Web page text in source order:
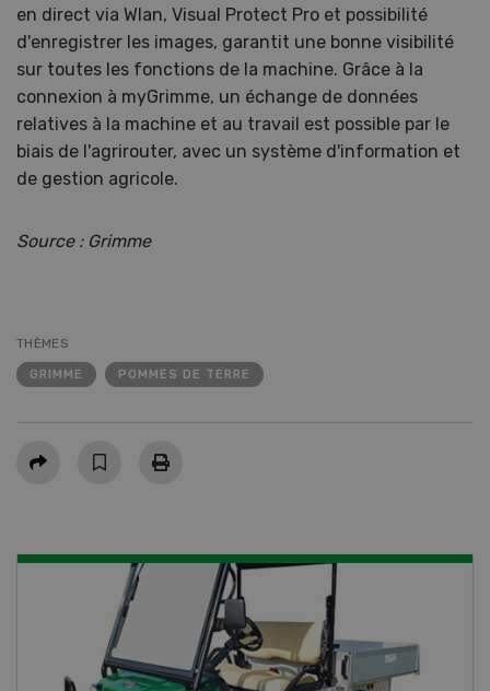
en direct via Wlan, Visual Protect Pro et possibilité
d'enregistrer les images, garantit une bonne visibilité
sur toutes les fonctions de la machine. Grâce à la
connexion à myGrimme, un échange de données
relatives à la machine et au travail est possible par le
biais de l'agrirouter, avec un système d'information et
de gestion agricole.
Source : Grimme
THÈMES
GRIMME POMMES DE TERRE
Partager